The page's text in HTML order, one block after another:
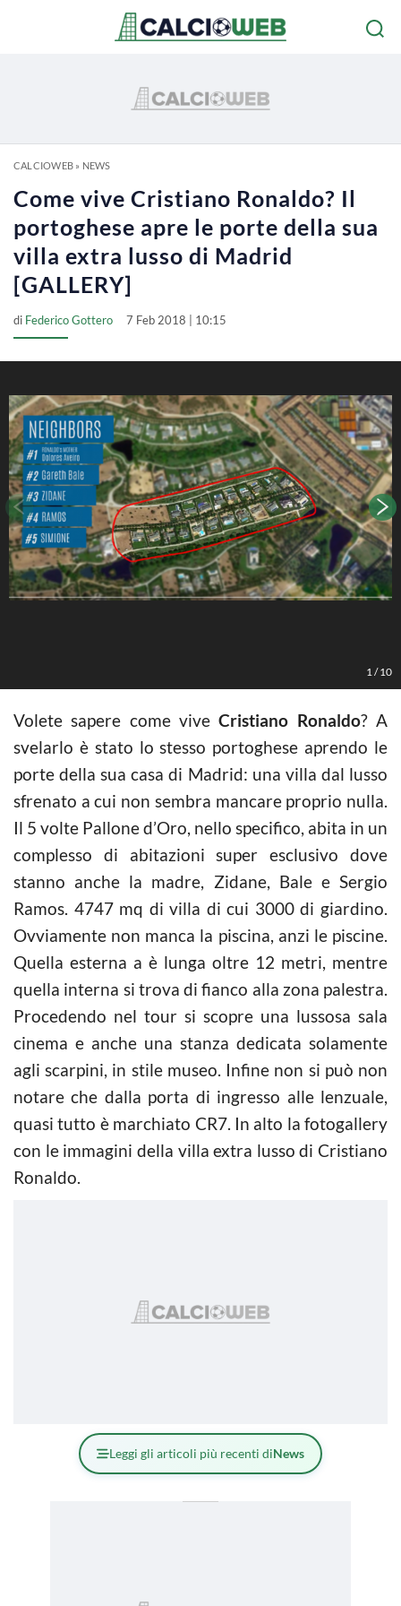
CALCIOWEB» NEWS
Come vive Cristiano Ronaldo? Il
portoghese apre le porte della sua
villa extra lusso di Madrid
[GALLERY]
di Federico Gottero 7 Feb 2018 | 10:15
1 /10
Volete sapere come viveCristiano Ronaldo? A
svelarlo è stato lo stesso portoghese aprendo le
porte della sua casa di Madrid: una villa dal lusso
sfrenato a cui non sembra mancare proprio nulla.
Il 5 volte Pallone d’Oro, nello specifico, abita in un
complesso di abitazioni super esclusivo dove
stanno anche la madre, Zidane, Bale e Sergio
Ramos. 4747 mq di villa di cui 3000 di giardino.
Ovviamente non manca la piscina, anzi le piscine.
Quella esterna a è lunga oltre 12 metri, mentre
quella interna si trova di fianco alla zona palestra.
Procedendo nel tour si scopre una lussosa sala
cinema e anche una stanza dedicata solamente
agli scarpini, in stile museo. Infine non si può non
notare che dalla porta di ingresso alle lenzuale,
quasi tutto è marchiato CR7. In alto la fotogallery
con le immagini della villa extra lusso di Cristiano
Ronaldo.
Leggi gli articoli più recenti diNews